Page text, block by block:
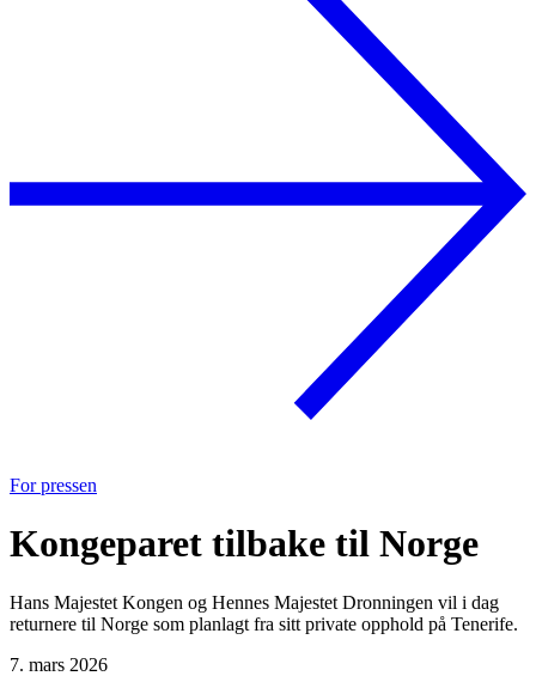
For pressen
Kongeparet tilbake til Norge
Hans Majestet Kongen og Hennes Majestet Dronningen vil i dag
returnere til Norge som planlagt fra sitt private opphold på Tenerife.
7. mars 2026